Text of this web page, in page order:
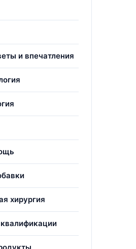
и впечатления
хирургия